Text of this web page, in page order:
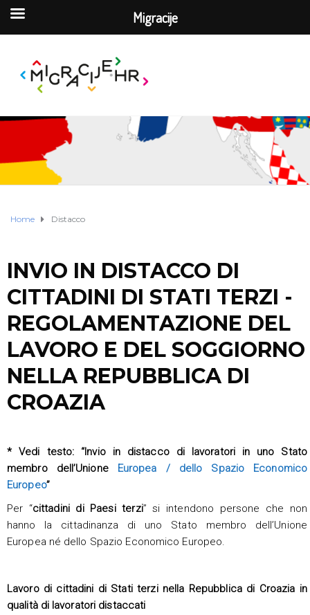
Home Distacco
INVIO IN DISTACCO DI
CITTADINI DI STATI TERZI -
REGOLAMENTAZIONE DEL
LAVORO E DEL SOGGIORNO
NELLA REPUBBLICA DI
CROAZIA
* Vedi testo: “Invio in distacco di lavoratori in uno Stato
membro dell’Unione Europea / dello Spazio Economico
Europeo”
Per “cittadini di Paesi terzi” si intendono persone che non
hanno la cittadinanza di uno Stato membro dell’Unione
Europea né dello Spazio Economico Europeo.
Lavoro di cittadini di Stati terzi nella Repubblica di Croazia in
qualità di lavoratori distaccati
Migracije